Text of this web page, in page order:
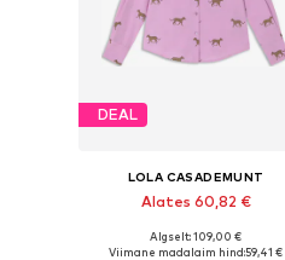
DEAL
LOLA CASADEMUNT
Alates 60,82 €
Saadaolevad suurused: L, XL,
Algselt: 109,00 €
Viimane madalaim hind:59,41 €